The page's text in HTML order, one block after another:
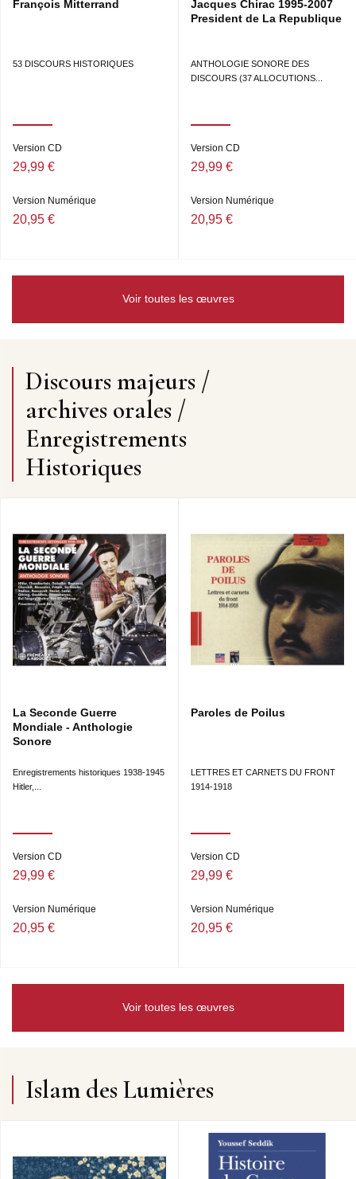
François Mitterrand
53 DISCOURS HISTORIQUES
Version CD
29,99 €
Version Numérique
20,95 €
Jacques Chirac 1995-2007
President de La Republique
ANTHOLOGIE SONORE DES
DISCOURS (37 ALLOCUTIONS...
Version CD
29,99 €
Version Numérique
20,95 €
Voir toutes les œuvres
Discours majeurs /
archives orales /
Enregistrements
Historiques
La Seconde Guerre
Mondiale - Anthologie
Sonore
Enregistrements historiques 1938-1945
Hitler,...
Version CD
29,99 €
Version Numérique
20,95 €
Paroles de Poilus
LETTRES ET CARNETS DU FRONT
1914-1918
Version CD
29,99 €
Version Numérique
20,95 €
Voir toutes les œuvres
Islam des Lumières